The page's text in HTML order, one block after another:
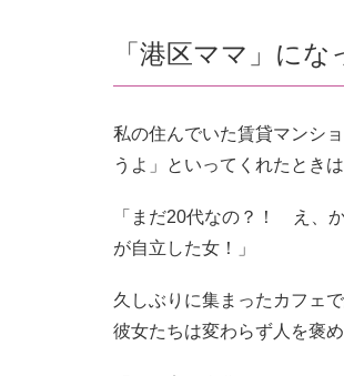
「港区ママ」にな
私の住んでいた賃貸マンシ
うよ」といってくれたとき
「まだ20代なの？！ え、
が自立した女！」
久しぶりに集まったカフェ
彼女たちは変わらず人を褒